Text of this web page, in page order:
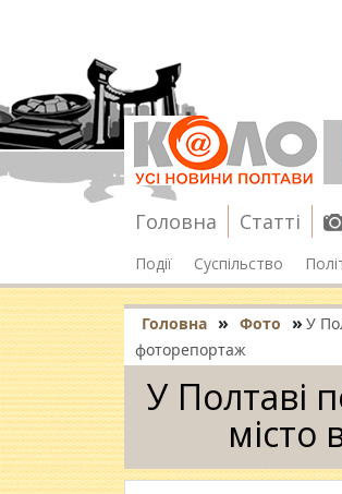
Головна Статті
Події Суспільство
Головна » Фото » У
фоторепортаж
У Полтаві
місто